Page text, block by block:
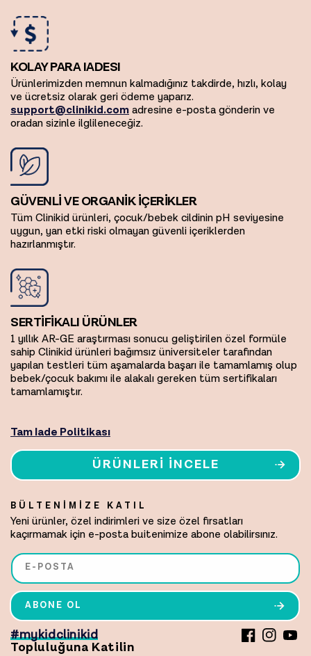
KOLAY PARA IADESI
Ürünlerimizden memnun kalmadığınız takdirde, hızlı, kolay
ve ücretsiz olarak geri ödeme yaparız.
support@clinikid.comadresine e-posta gönderin ve
oradan sizinle ilglileneceğiz.
GÜVENLİ VE ORGANİK İÇERİKLER
Tüm Clinikid ürünleri, çocuk/bebek cildinin pH seviyesine
uygun, yan etki riski olmayan güvenli içeriklerden
hazırlanmıştır.
SERTİFİKALI ÜRÜNLER
1 yıllık AR-GE araştırması sonucu geliştirilen özel formüle
sahip Clinikid ürünleri bağımsız üniversiteler tarafından
yapılan testleri tüm aşamalarda başarı ile tamamlamış olup
bebek/çocuk bakımı ile alakalı gereken tüm sertifikaları
tamamlamıştır.
Tam Iade Politikası
ÜRÜNLERI İNCELE
BÜLTENİMİZE KATIL
Yeni ürünler, özel indirimleri ve size özel fırsatları
kaçırmamak için e-posta buitenimize abone olabilirsınız.
#mykidclinikid
Topluluğuna Katilin
E-POSTA
ABONE OL
Facebook